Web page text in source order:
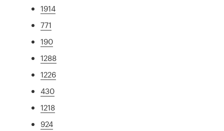
1914
771
190
1288
1226
430
1218
924